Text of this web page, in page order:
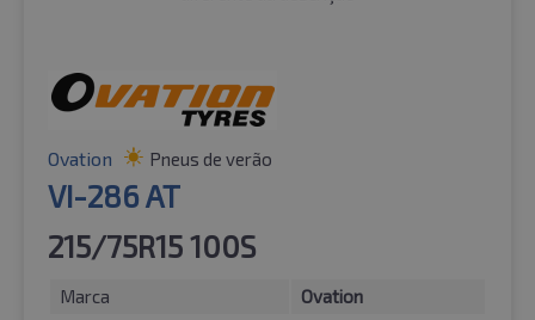
Ovation Pneus de verão
VI-286 AT
215/75R15 100S
Marca
Ovation